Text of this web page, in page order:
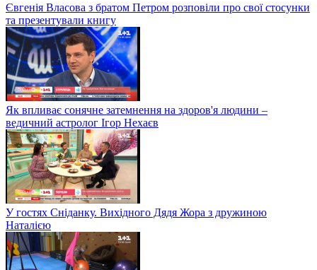
Євгенія Власова з братом Петром розповіли про свої стосунки
та презентували книгу
Як впливає сонячне затемнення на здоров'я людини –
ведичний астролог Ігор Нехаєв
У гостях Сніданку. Вихідного Дядя Жора з дружиною
Наталією